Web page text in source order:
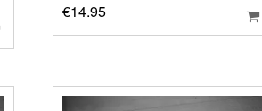
€14.95